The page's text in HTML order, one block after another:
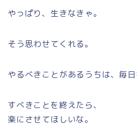
やっぱり、生きなきゃ。
そう思わせてくれる。
やるべきことがあるうちは、毎日
すべきことを終えたら、
楽にさせてほしいな。